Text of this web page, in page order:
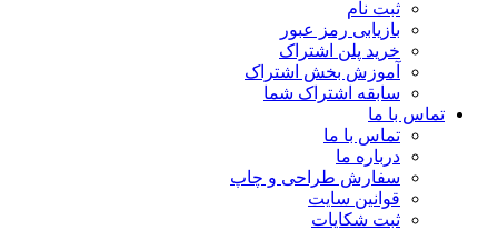
ثبت نام
بازیابی رمز عبور
خرید پلن اشتراک
آموزش بخش اشتراک
سابقه اشتراک شما
تماس با ما
تماس با ما
درباره ما
سفارش طراحی و چاپ
قوانین سایت
ثبت شکایات